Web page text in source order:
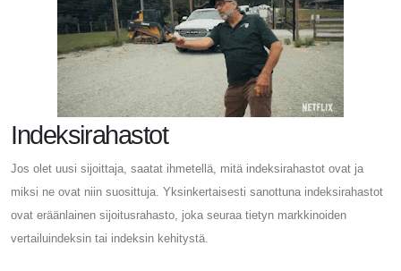
Indeksirahastot
Jos olet uusi sijoittaja, saatat ihmetellä, mitä indeksirahastot ovat ja
miksi ne ovat niin suosittuja. Yksinkertaisesti sanottuna indeksirahastot
ovat eräänlainen sijoitusrahasto, joka seuraa tietyn markkinoiden
vertailuindeksin tai indeksin kehitystä.